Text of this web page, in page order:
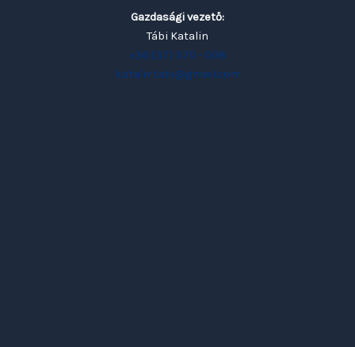
Gazdasági vezető:
Tábi Katalin
+36 (37) 370 - 008
katalintabi@gmail.com